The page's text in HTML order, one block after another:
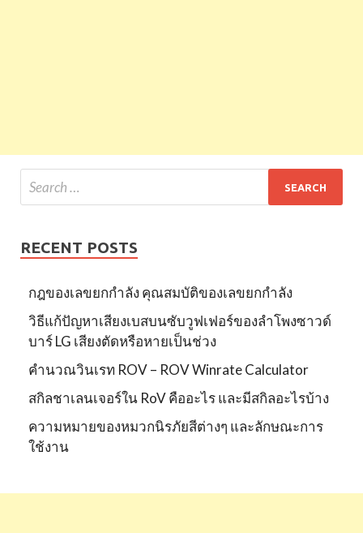
RECENT POSTS
กฎของเลขยกกำลัง คุณสมบัติของเลขยกกำลัง
วิธีแก้ปัญหาเสียงเบสบนซับวูฟเฟอร์ของลำโพงซาวด์
บาร์ LG เสียงตัดหรือหายเป็นช่วง
คำนวณวินเรท ROV – ROV Winrate Calculator
สกิลชาเลนเจอร์ใน RoV คืออะไร และมีสกิลอะไรบ้าง
ความหมายของหมวกนิรภัยสีต่างๆ และลักษณะการ
ใช้งาน